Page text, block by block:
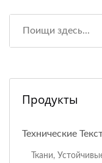
Продукты
Технические
Ткани,